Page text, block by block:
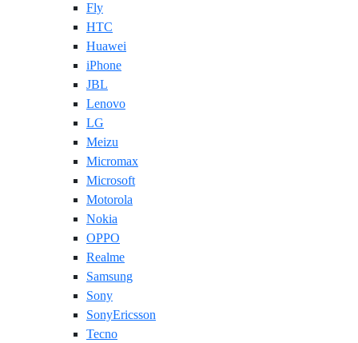
Fly
HTC
Huawei
iPhone
JBL
Lenovo
LG
Meizu
Micromax
Microsoft
Motorola
Nokia
OPPO
Realme
Samsung
Sony
SonyEricsson
Tecno